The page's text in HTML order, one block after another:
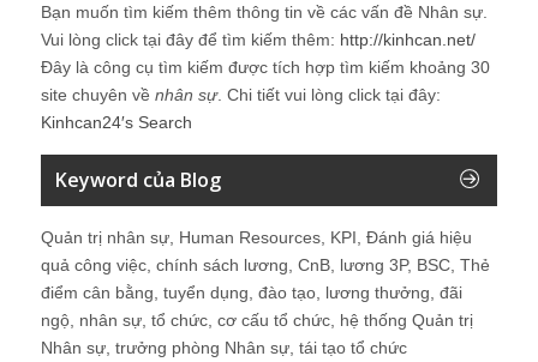
Bạn muốn tìm kiếm thêm thông tin về các vấn đề Nhân sự
Vui lòng click tại đây để tìm kiếm thêm: http://kinhcan.net/
Đây là công cụ tìm kiếm được tích hợp tìm kiếm khoảng 30
site chuyên về nhân sự. Chi tiết vui lòng click tại đây:
Kinhcan24′s Search
Keyword của Blog
Quản trị nhân sự, Human Resources, KPI, Đánh giá hiệu
quả công việc, chính sách lương, CnB, lương 3P, BSC, Thẻ
điểm cân bằng, tuyển dụng, đào tạo, lương thưởng, đãi
ngộ, nhân sự, tổ chức, cơ cấu tổ chức, hệ thống Quản trị
Nhân sự, trưởng phòng Nhân sự, tái tạo tổ chức